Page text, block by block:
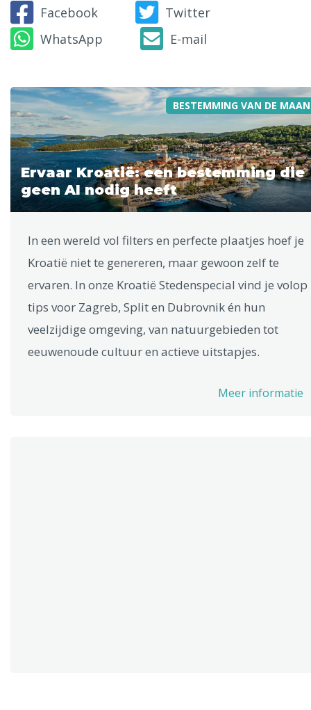
Facebook
Twitter
WhatsApp
E-mail
BESTEMMING VAN DE
Ervaar Kroatië: een bestemming die
geen AI nodig heeft
In een wereld vol filters en perfecte plaatjes hoef je
Kroatië niet te genereren, maar gewoon zelf te
ervaren. In onze Kroatië Stedenspecial vind je volop
tips voor Zagreb, Split en Dubrovnik én hun
veelzijdige omgeving, van natuurgebieden tot
eeuwenoude cultuur en actieve uitstapjes.
Meer informatie